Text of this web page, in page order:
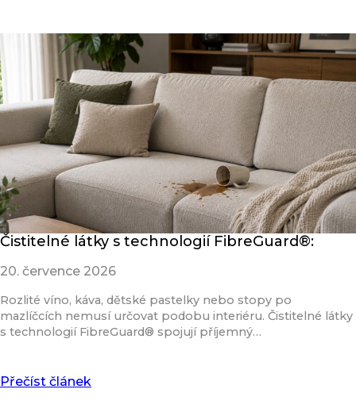
Čistitelné látky s technologií FibreGuard®:
20. července 2026
Rozlité víno, káva, dětské pastelky nebo stopy po
mazlíčcích nemusí určovat podobu interiéru. Čistitelné látky
s technologií FibreGuard® spojují příjemný…
Přečíst článek